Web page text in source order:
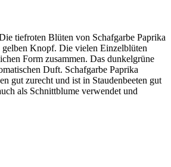
tiefroten Blüten von Schafgarbe Paprika
Knopf. Die vielen Einzelblüten
Form zusammen. Das dunkelgrüne
Duft. Schafgarbe Paprika
gut zurecht und ist in Staudenbeeten gut
als Schnittblume verwendet und